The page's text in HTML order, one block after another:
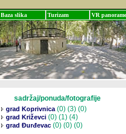
Baza slika Turizam VR panorame
sadržaj/ponuda/fotografije
grad Koprivnica(0) (3) (0)
grad Križevci (0) (1) (4)
grad Đurđevac (0) (0) (0)